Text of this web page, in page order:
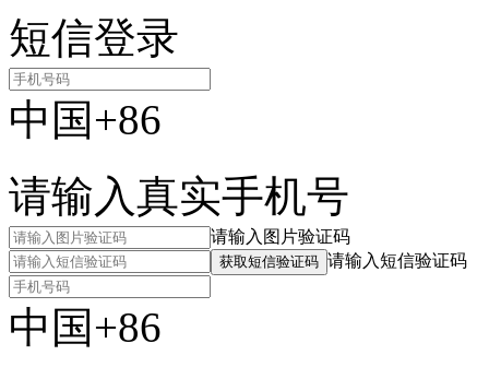
短信登录
中国+86
请输入真实手机号
请输入图片验证码
获取短信验证码 请输入短信验证码
中国+86